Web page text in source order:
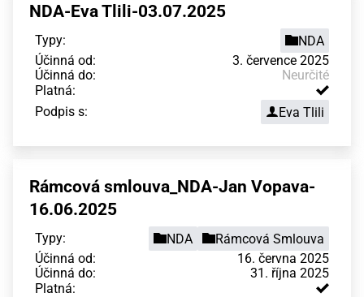
NDA-Eva Tlili-03.07.2025
Typy:
NDA
Účinná od:
3. července 2025
Účinná do:
Neurčité
Platná:
Podpis s:
Eva Tlili
Rámcová smlouva_NDA-Jan Vopava-
16.06.2025
Typy: NDA
Rámcová Smlouva
Účinná od:
16. června 2025
Účinná do:
31. října 2025
Platná: